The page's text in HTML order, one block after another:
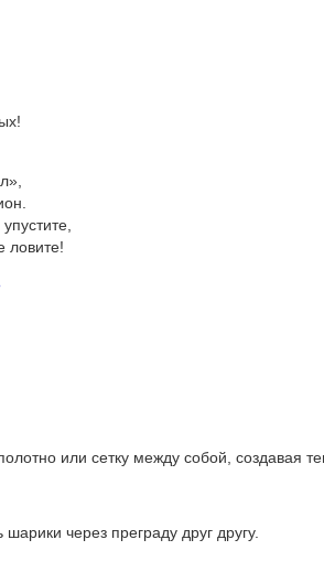
ловите!
или сетку между собой, создавая
через преграду друг другу.